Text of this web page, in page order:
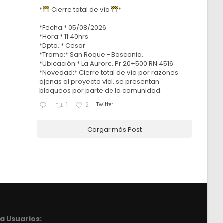
* Cierre total de vía
*
*Fecha:* 05/08/2026
*Hora:* 11:40hrs
*Dpto.:* Cesar
*Tramo:* San Roque - Bosconia.
*Ubicación:* La Aurora, Pr 20+500 RN 4516
*Novedad:* Cierre total de vía por razones
ajenas al proyecto vial, se presentan
bloqueos por parte de la comunidad.
1 2 Twitter
Cargar más Post
Usuarios: